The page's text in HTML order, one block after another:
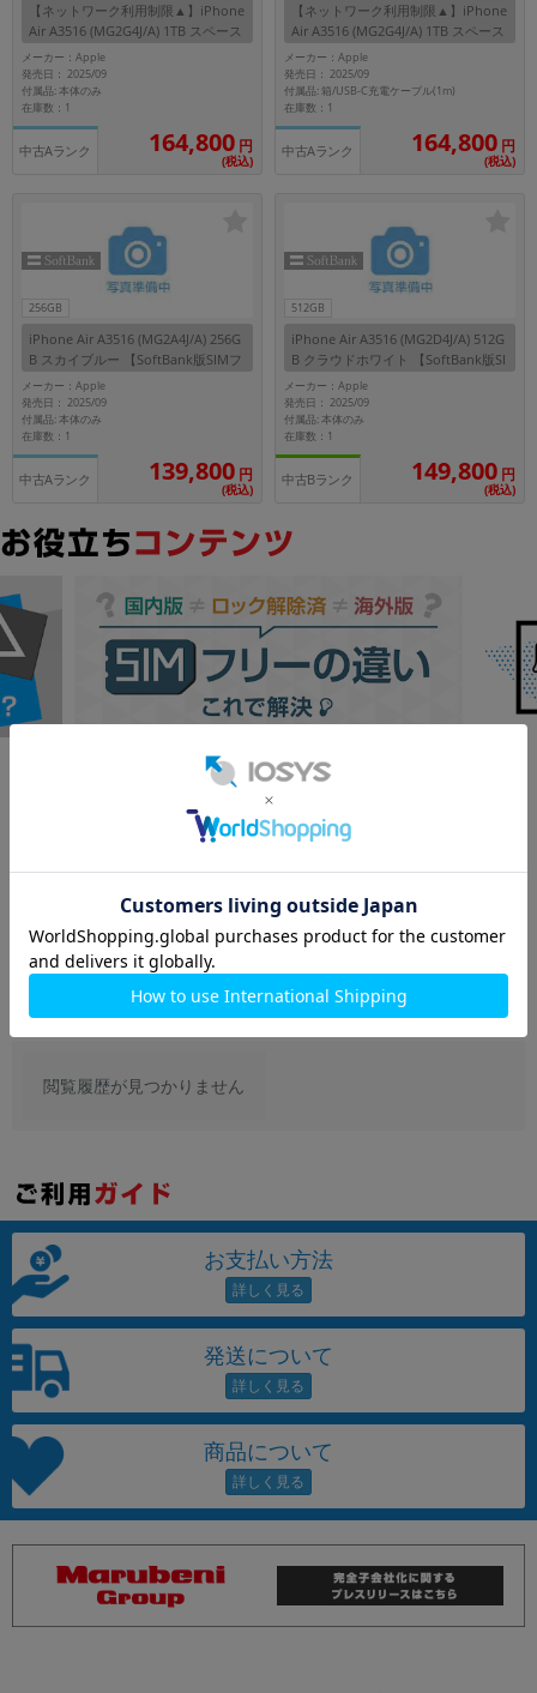
【ネットワーク利用制限▲】iPhone
Air A3516 (MG2G4J/A) 1TB スペース
ブラック 【SoftBank版SIMフリー】
メーカー：Apple
発売日： 2025/09
付属品: 本体のみ
在庫数：1
中古Aランク 164,800 円
(税込)
【ネットワーク利用制限▲】iPhone
Air A3516 (MG2G4J/A) 1TB スペース
ブラック 【SoftBank版SIMフリー】
メーカー：Apple
発売日： 2025/09
付属品: 箱/USB-C充電ケーブル(1m)
在庫数：1
中古Aランク 164,800 円
(税込)
256GB
iPhone Air A3516 (MG2A4J/A) 256G
B スカイブルー 【SoftBank版SIMフ
リー】
メーカー：Apple
発売日： 2025/09
付属品: 本体のみ
在庫数：1
中古Aランク 139,800 円
(税込)
512GB
iPhone Air A3516 (MG2D4J/A) 512G
B クラウドホワイト 【SoftBank版SI
Mフリー】
メーカー：Apple
発売日： 2025/09
付属品: 本体のみ
在庫数：1
中古Bランク 149,800 円
(税込)
Googleレビュー
9,520件(12/24時点)
4.7
満足度 4.7！実際のレビューを見る
閲覧履歴が見つかりません
お支払い方法
発送について
商品について
~
モニタサイズ
発売日
年 月 から
月 まで
各項目のチェックボックスは「or検索」となります。
ただし機能別のみ「and検索」となります。